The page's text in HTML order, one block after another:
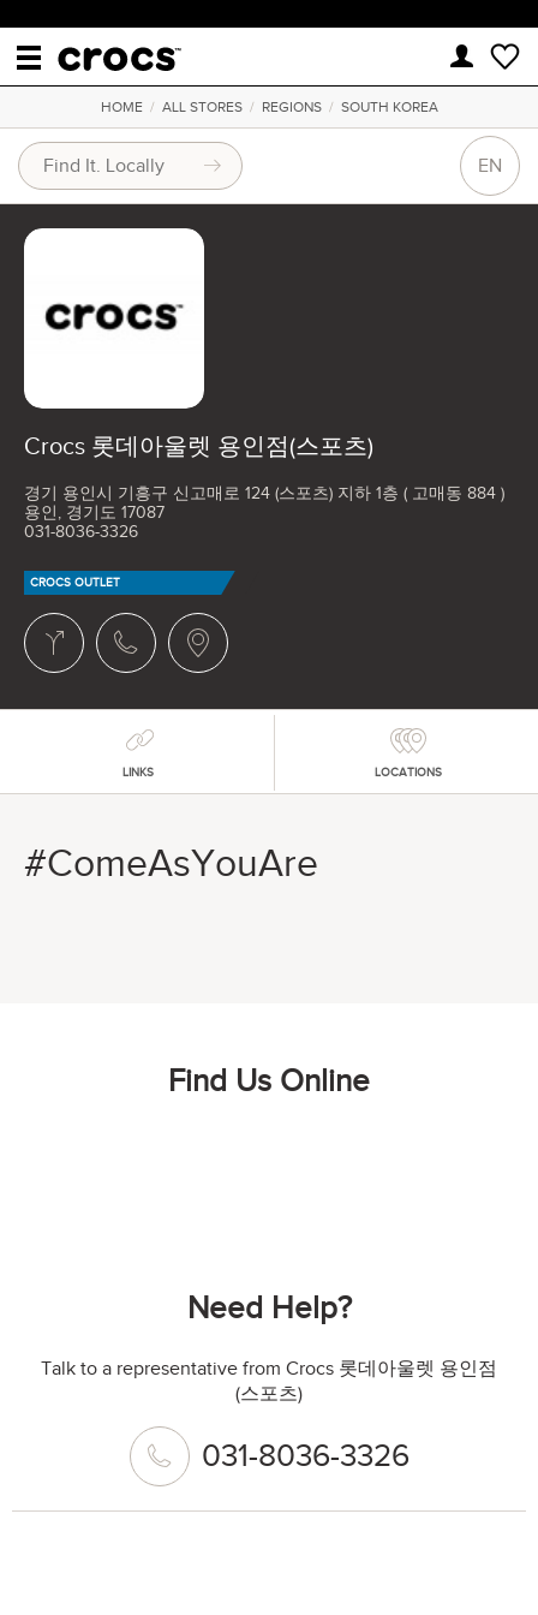
HOME/ ALL STORES/ REGIONS/ SOUTH KOREA
EN
Crocs 롯데아울렛 용인점(스포츠)
경기 용인시 기흥구 신고매로 124 (스포츠) 지하 1층 ( 고매동 884 )
용인, 경기도 17087
031-8036-3326
CROCS OUTLET
LINKS LOCATIONS
#ComeAsYouAre
Find Us Online
Need Help?
Talk to a representative from Crocs 롯데아울렛 용인점
(스포츠)
031-8036-3326